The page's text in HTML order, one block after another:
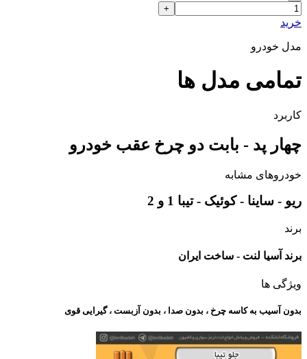
خرید
مدل خودرو
تمامی مدل ها
کاربرد
چهار پد - بابت دو چرخ عقب خودرو
خودروهای مشابه
ریو - ساینا - کوئیک - تیبا 1 و 2
برند
برند آسیا لنت - ساخت ایران
ویژگی ها
بدون آسیب به کاسه چرخ ، بدون صدا ، بدون آزبست ، گیرایی قوی​